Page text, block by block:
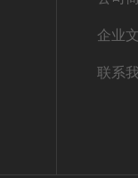
企业
联系